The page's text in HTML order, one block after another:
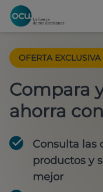
OFERTA EXCLUSIVA
Compara
ahorra
Consulta las
productos y
mejor